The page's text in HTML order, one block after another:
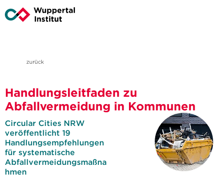
zurück
Handlungsleitfaden zu
Abfallvermeidung in Kommunen
Circular Cities NRW
veröffentlicht 19
Handlungsempfehlungen
für systematische
Abfallvermeidungsmaßna
hmen